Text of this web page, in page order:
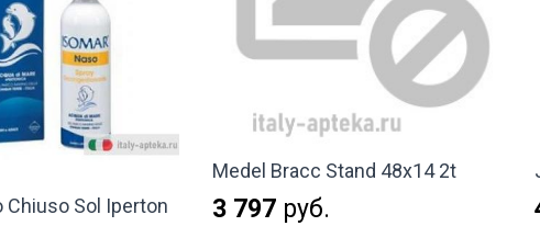
Chiuso Sol Iperton
Medel Bracc Stand 48x14 2t
3 797 руб.